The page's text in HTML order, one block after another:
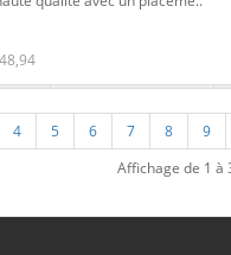
4 5 6 7 8 9
Affichage de 1 à